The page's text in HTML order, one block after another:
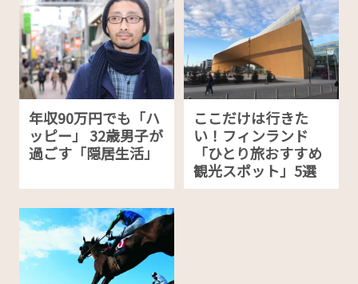
年収90万円でも「ハ
ッピー」 32歳男子が
過ごす「隠居生活」
ここだけは行きた
い！フィンランド
「ひとり旅おすすめ
観光スポット」5選